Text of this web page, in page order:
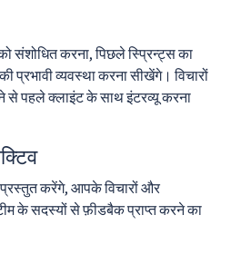
संशोधित करना, पिछले स्प्रिन्ट्स का
प्रभावी व्यवस्था करना सीखेंगे। विचारों
पहले क्लाइंट के साथ इंटरव्यू करना
प्रस्तुत करेंगे, आपके विचारों और
के सदस्यों से फ़ीडबैक प्राप्त करने का